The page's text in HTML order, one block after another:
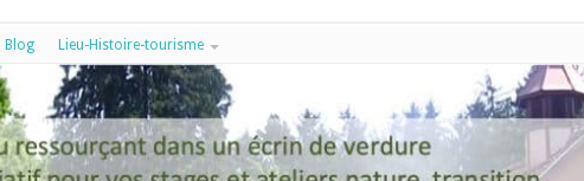
Blog Lieu-Histoire-tourisme